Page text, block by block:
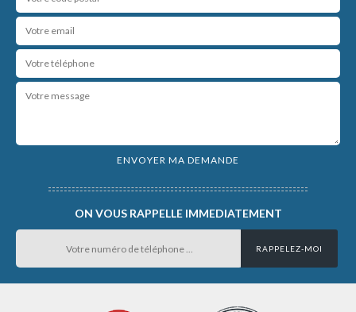
ON VOUS RAPPELLE IMMEDIATEMENT